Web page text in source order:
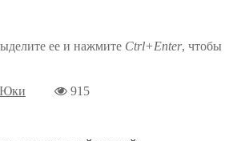
ее и нажмите Ctrl+Enter, чтобы
Юки
915